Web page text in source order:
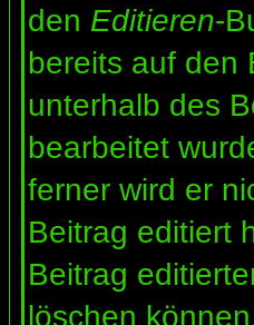
den Editieren-
bereits auf den
unterhalb des
bearbeitet
ferner wird er
Beitrag editiert
Beitrag
löschen